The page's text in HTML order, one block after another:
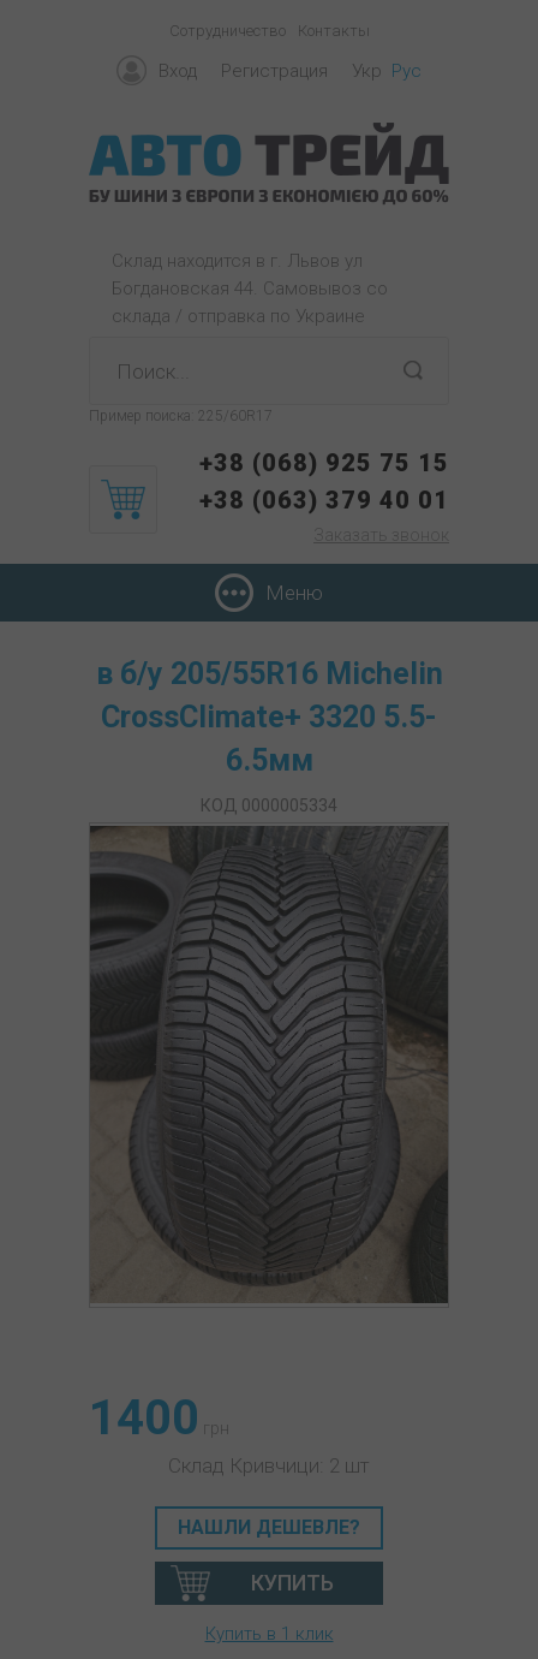
Сотрудничество Контакты
Вход Регистрация Укр Рус
Склад находится в г. Львов ул
Богдановская 44. Самовывоз со
склада / отправка по Украине
Пример поиска: 225/60R17
+38 (068) 925 75 15
+38 (063) 379 40 01
Заказать звонок
Меню
в б/у 205/55R16 Michelin
CrossClimate+ 3320 5.5-
6.5мм
КОД 0000005334
1400 грн
Склад Кривчици: 2 шт
НАШЛИ ДЕШЕВЛЕ?
КУПИТЬ
Купить в 1 клик